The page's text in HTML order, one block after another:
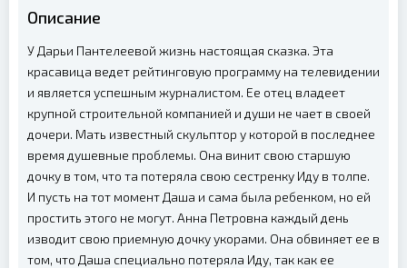
Описание
У Дарьи Пантелеевой жизнь настоящая сказка. Эта
красавица ведет рейтинговую программу на телевидении
и является успешным журналистом. Ее отец владеет
крупной строительной компанией и души не чает в своей
дочери. Мать известный скульптор у которой в последнее
время душевные проблемы. Она винит свою старшую
дочку в том, что та потеряла свою сестренку Иду в толпе.
И пусть на тот момент Даша и сама была ребенком, но ей
простить этого не могут. Анна Петровна каждый день
изводит свою приемную дочку укорами. Она обвиняет ее в
том, что Даша специально потеряла Иду, так как ее